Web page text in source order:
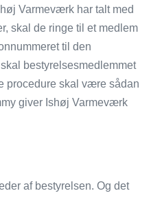
Varmeværk har talt med
skal de ringe til et medlem
til den
bestyrelsesmedlemmet
procedure skal være sådan
giver Ishøj Varmeværk
af bestyrelsen. Og det